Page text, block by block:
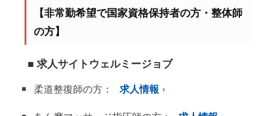
【非常勤希望で国家資格保持者の方・整体師
の方】
■ 求人サイトウェルミージョブ
柔道整復師の方：
求人情報